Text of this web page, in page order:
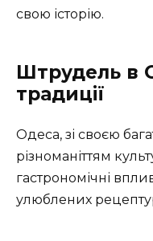
свою історію.
Штрудель в
традиції
Одеса, зі своєю
різноманіттям
гастрономічні
улюблених